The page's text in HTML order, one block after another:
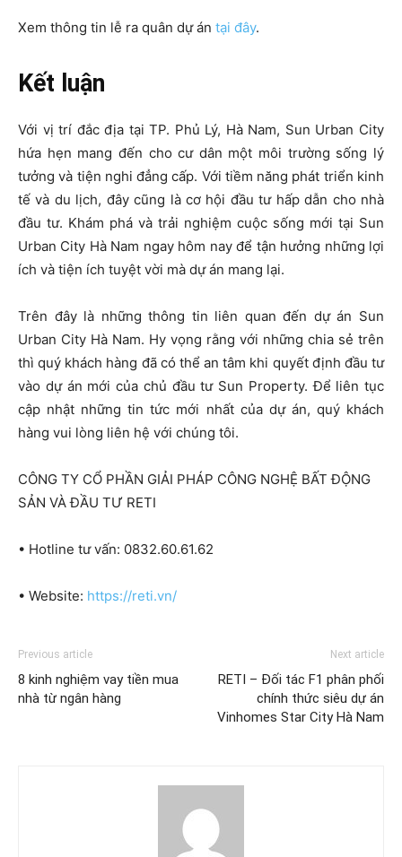
Xem thông tin lễ ra quân dự án tại đây.
Kết luận
Với vị trí đắc địa tại TP. Phủ Lý, Hà Nam, Sun Urban City
hứa hẹn mang đến cho cư dân một môi trường sống lý
tưởng và tiện nghi đẳng cấp. Với tiềm năng phát triển kinh
tế và du lịch, đây cũng là cơ hội đầu tư hấp dẫn cho nhà
đầu tư. Khám phá và trải nghiệm cuộc sống mới tại Sun
Urban City Hà Nam ngay hôm nay để tận hưởng những lợi
ích và tiện ích tuyệt vời mà dự án mang lại.
Trên đây là những thông tin liên quan đến dự án Sun
Urban City Hà Nam. Hy vọng rằng với những chia sẻ trên
thì quý khách hàng đã có thể an tâm khi quyết định đầu tư
vào dự án mới của chủ đầu tư Sun Property. Để liên tục
cập nhật những tin tức mới nhất của dự án, quý khách
hàng vui lòng liên hệ với chúng tôi.
CÔNG TY CỔ PHẦN GIẢI PHÁP CÔNG NGHỆ BẤT ĐỘNG
SẢN VÀ ĐẦU TƯ RETI
• Hotline tư vấn: 0832.60.61.62
• Website: https://reti.vn/
Previous article
8 kinh nghiệm vay tiền mua
nhà từ ngân hàng
Next article
RETI – Đối tác F1 phân phối
chính thức siêu dự án
Vinhomes Star City Hà Nam